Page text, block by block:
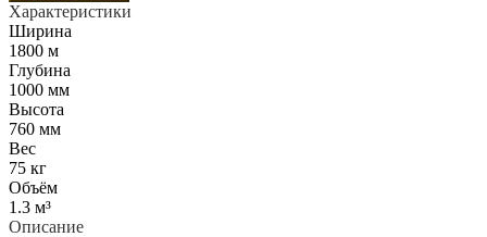
Характеристики
Ширина
1800 м
Глубина
1000 мм
Высота
760 мм
Вес
75 кг
Объём
1.3 м³
Описание